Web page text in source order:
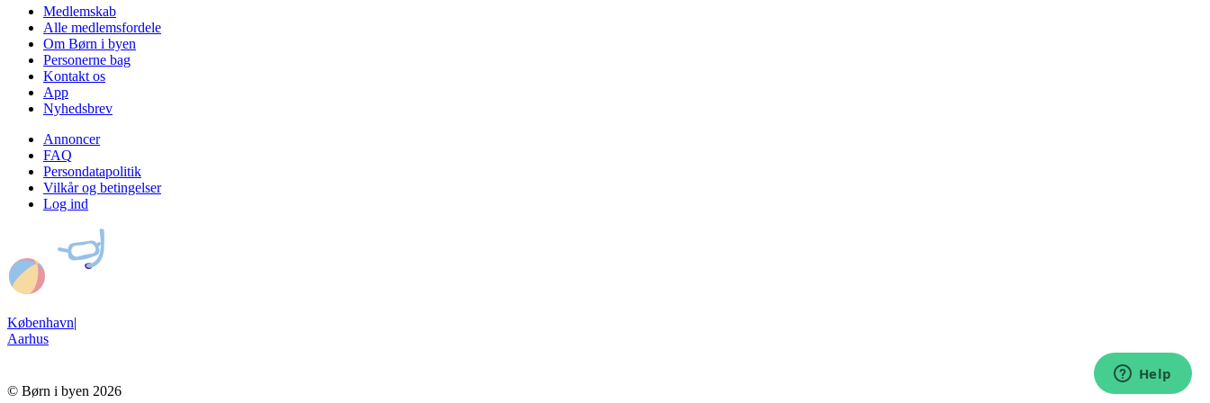
Medlemskab
Alle medlemsfordele
Om Børn i byen
Personerne bag
Kontakt os
App
Nyhedsbrev
Annoncer
FAQ
Persondatapolitik
Vilkår og betingelser
Log ind
København|
Aarhus
© Børn i byen 2026